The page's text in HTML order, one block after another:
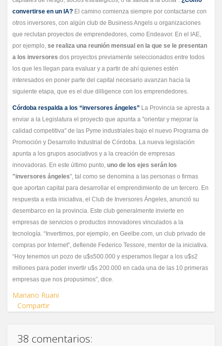
convertirse en un IA? El camino comienza siempre por contactarse con
otros inversores, con algún club de Business Angels u organizaciones
que reclutan proyectos de emprendedores, como Endeavor. En el IAE,
por ejemplo, se realiza una reunión mensual en la que se le presentan
a los inversores dos proyectos previamente seleccionados entre todos
los que les llegan para evaluar y a partir de ahí quienes estén
interesados en poner parte del capital necesario avanzan hacia la
siguiente etapa, que es el due dilligence con los emprendedores.
Córdoba respalda a los “inversores ángeles” La Provincia se apresta a
enviar a la Legislatura el proyecto que apunta a "orientar y mejorar la
calidad competitiva" de las Pyme industriales bajo el nuevo Programa de
Promoción y Desarrollo Industrial de Córdoba. La nueva legislación
apunta a los grupos asociativos y a la creación de empresas
innovadoras. En este último punto, uno de los ejes serán los
"inversores ángeles", tal como se denomina a las personas o firmas
que aportan capital para desarrollar el emprendimiento de un tercero. En
respuesta a esta iniciativa, el Club de Inversores Ángeles, anunció su
desembarco en la provincia. Este club generalmente invierte en
empresas de servicios o productos innovadores vinculados a la
tecnología. “Invertimos, por ejemplo, en Geelbe.com, un club privado de
compras por Internet”, defiende Federico Tessore, mentor de la iniciativa.
“Hoy tenemos un pozo de u$s500.000 y esperamos llegar a los u$s2
millones para poder invertir u$s 200.000 en cada una de las 10 primeras
empresas que nos propusimos”, dice.
Mariano Ruani
Compartir
38 comentarios: